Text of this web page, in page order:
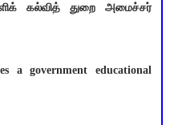
கல்வித் துறை அமைச்சர்
a government educational